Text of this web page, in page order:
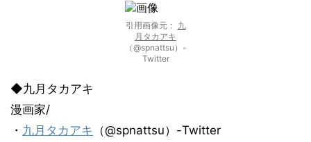
引用画像元： 九
月タカアキ
（@spnattsu）-
Twitter
◆九月タカアキ
漫画家/
・ 九月タカアキ （@spnattsu）-Twitter